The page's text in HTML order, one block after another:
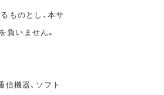
ものとし、本サ
いません。
機器、ソフト